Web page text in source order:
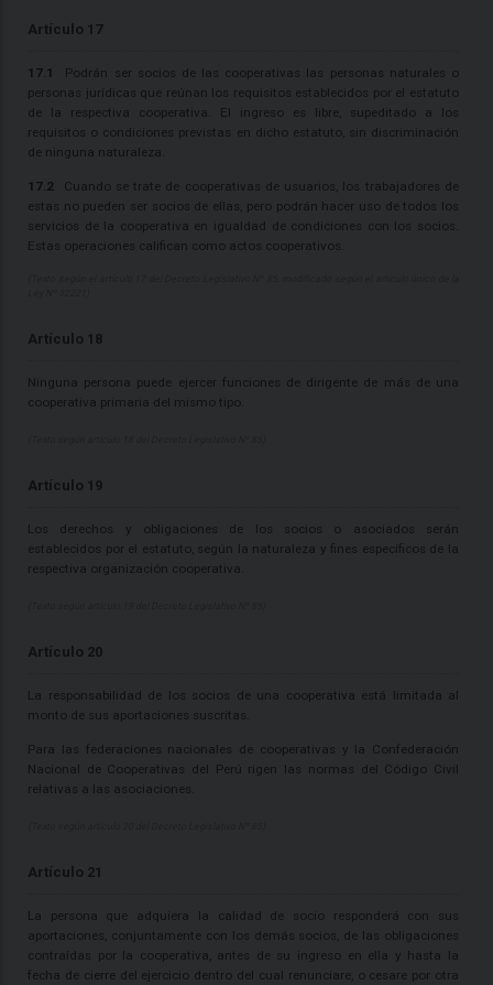
Artículo 17
17.1
Podrán ser socios de las cooperativas las personas naturales o
personas jurídicas que reúnan los requisitos establecidos por el estatuto
de la respectiva cooperativa. El ingreso es libre, supeditado a los
requisitos o condiciones previstas en dicho estatuto, sin discriminación
de ninguna naturaleza.
17.2 Cuando se trate de cooperativas de usuarios, los trabajadores de
estas no pueden ser socios de ellas, pero podrán hacer uso de todos los
servicios de la cooperativa en igualdad de condiciones con los socios.
Estas operaciones califican como actos cooperativos.
Artículo 18
Ninguna persona puede ejercer funciones de dirigente de más de una
cooperativa primaria del mismo tipo.
Artículo 19
Los derechos y obligaciones de los socios o asociados serán
establecidos por el estatuto, según la naturaleza y fines específicos de la
respectiva organización cooperativa.
Artículo 20
La responsabilidad de los socios de una cooperativa está limitada al
monto de sus aportaciones suscritas.
Para las federaciones nacionales de cooperativas y la Confederación
Nacional de Cooperativas del Perú rigen las normas del Código Civil
relativas a las asociaciones.
Artículo 21
La persona que adquiera la calidad de socio responderá con sus
aportaciones, conjuntamente con los demás socios, de las obligaciones
contraídas por la cooperativa, antes de su ingreso en ella y hasta la
fecha de cierre del ejercicio dentro del cual renunciare, o cesare por otra